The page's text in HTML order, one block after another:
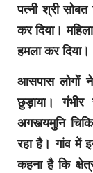
पत्नी श्री
कर दिया।
हमला कर दिया।
आसपास लोगों
छुड़ाया।
अगस्त्यमुनि
रहा है। गांव में
कहना है कि